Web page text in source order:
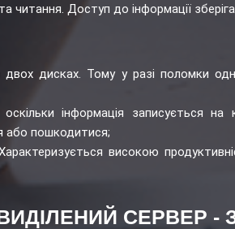
читання. Доступ до інформації
дисках. Тому у разі поломки
інформація записується на
або пошкодитися;
високою
СЕРВЕР -